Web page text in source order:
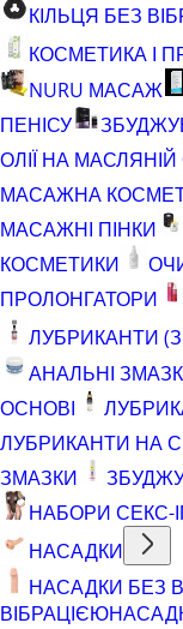
КІЛЬЦЯ БЕЗ
КОСМЕТИКА І
NURU МАСАЖ
ПЕНІСУ
ОЛІЇ НА
МАСАЖНА
МАСАЖНІ ПІНКИ
КОСМЕТИКИ
ПРОЛОНГАТОРИ
ЛУБРИКАНТИ
АНАЛЬНІ
ОСНОВІ
ЛУБРИКАНТИ НА
ЗМАЗКИ
НАБОРИ СЕКС-
НАСАДКИ
НАСАДКИ БЕЗ
ВІБРАЦІЄЮ